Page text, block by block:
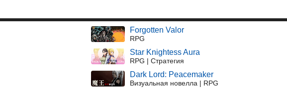
Forgotten Valor
RPG
Star Knightess Aura
RPG | Стратегия
Dark Lord: Peacemaker
Визуальная новелла | RPG